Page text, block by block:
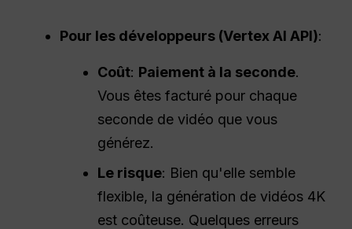
Pour les développeurs (Vertex AI API):
Coût: Paiement à la seconde.
Vous êtes facturé pour chaque
seconde de vidéo que vous
générez.
Le risque: Bien qu'elle semble
flexible, la génération de vidéos 4K
est coûteuse. Quelques erreurs